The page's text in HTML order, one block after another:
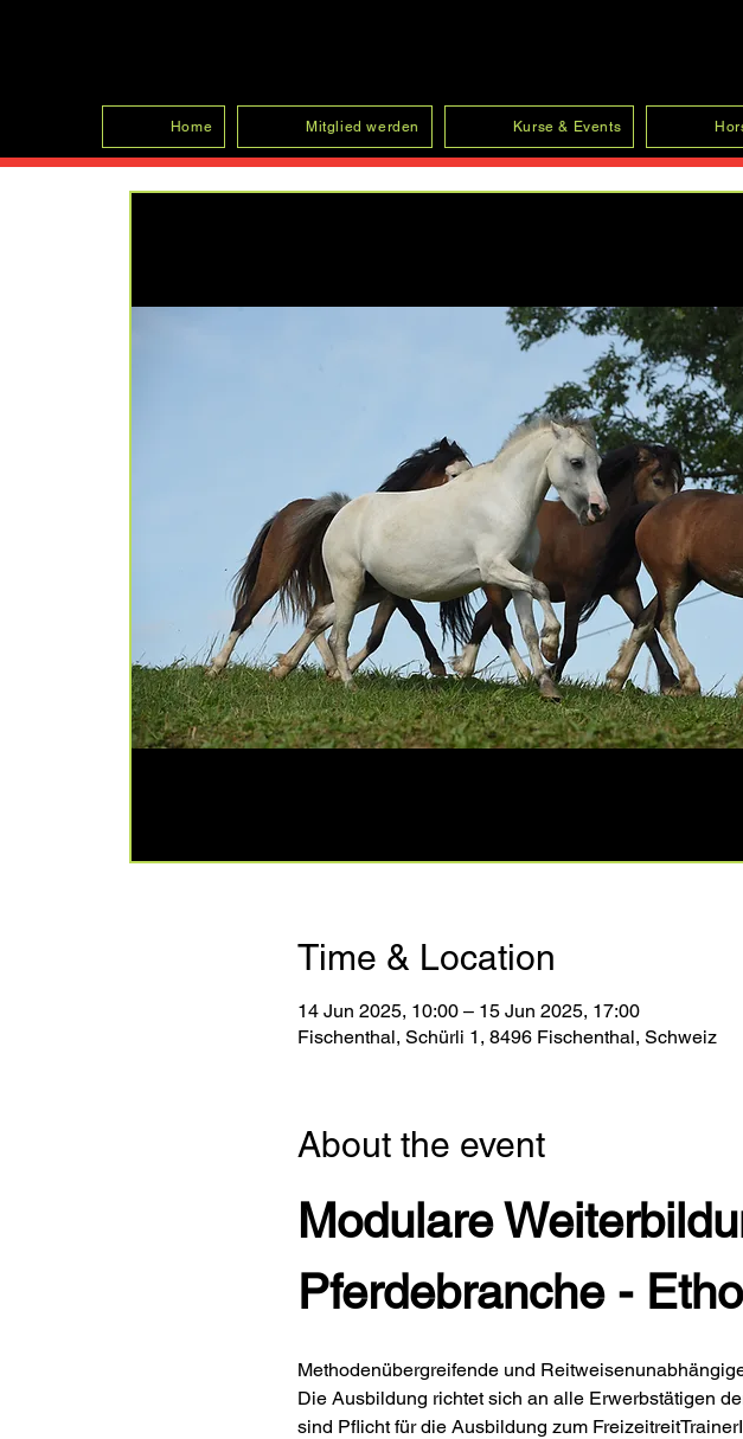
Home Mitglied werden Kurse & Events
Time & Location
14 Jun 2025, 10:00 – 15 Jun 2025, 17:00
Fischenthal, Schürli 1, 8496 Fischenthal, Schweiz
About the event
Modulare
Pferdebranche -
Methodenübergreifende und
Die Ausbildung richtet sich an alle Erwerbstätigen
sind Pflicht für die Ausbildung zum